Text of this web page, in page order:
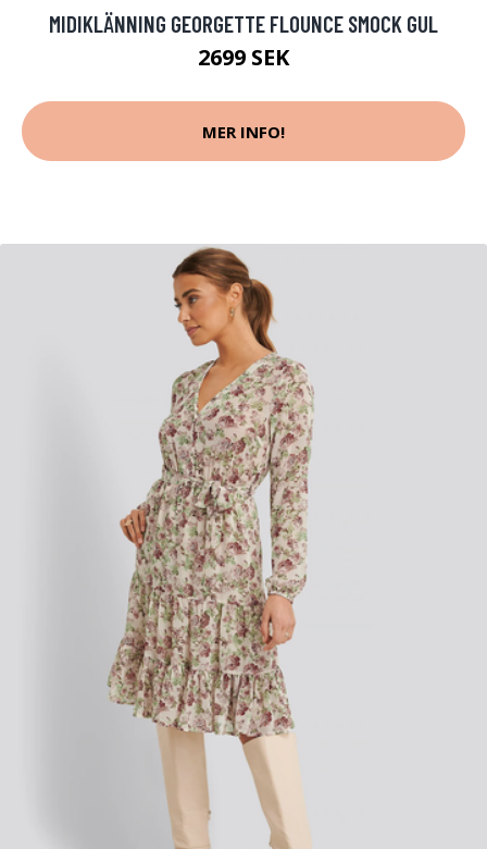
MIDIKLÄNNING GEORGETTE FLOUNCE SMOCK GUL
2699 SEK
MER INFO!